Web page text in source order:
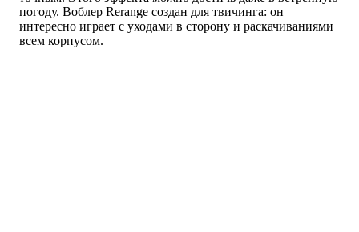
погоду. Воблер Rerange создан для твичинга: он
интересно играет с уходами в сторону и раскачиваниями
всем корпусом.